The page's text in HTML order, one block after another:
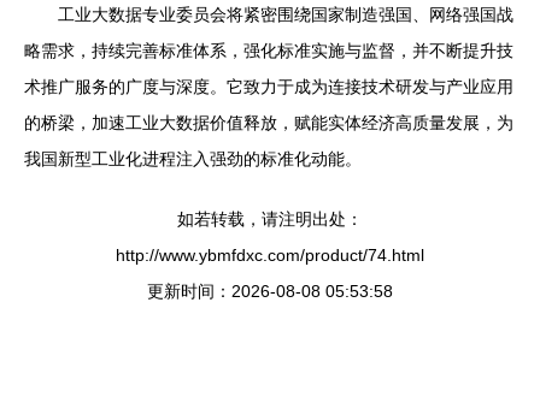
工业大数据专业委员会将紧密围绕国家制造强国、网络强国战
略需求，持续完善标准体系，强化标准实施与监督，并不断提升技
术推广服务的广度与深度。它致力于成为连接技术研发与产业应用
的桥梁，加速工业大数据价值释放，赋能实体经济高质量发展，为
我国新型工业化进程注入强劲的标准化动能。
如若转载，请注明出处：
http://www.ybmfdxc.com/product/74.html
更新时间：2026-08-08 05:53:58